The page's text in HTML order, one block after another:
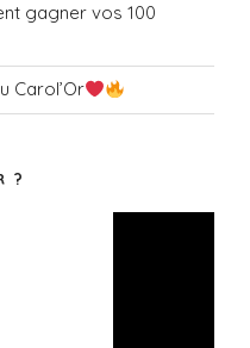
gagner vos 100
Carol’Or
?